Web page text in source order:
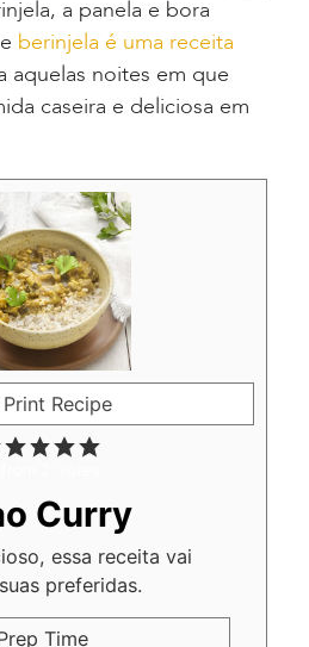
a panela e bora
berinjela é uma receita
aquelas noites em que
caseira e deliciosa em
Recipe
Curry
essa receita vai
preferidas.
Time